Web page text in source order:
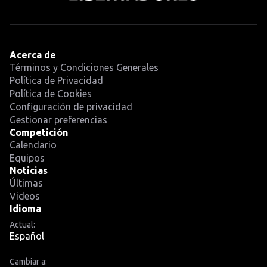
Acerca de
Términos y Condiciones Generales
Política de Privacidad
Política de Cookies
Configuración de privacidad
Gestionar preferencias
Competición
Calendario
Equipos
Noticias
Últimas
Videos
Idioma
Actual:
Español
Cambiar a: